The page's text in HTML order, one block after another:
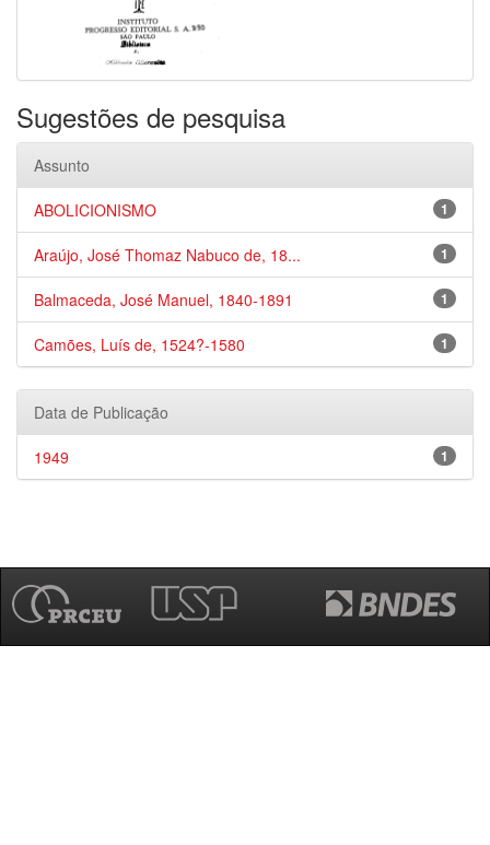
Sugestões de pesquisa
Assunto
1
ABOLICIONISMO
1
Araújo, José Thomaz Nabuco de, 18...
1
Balmaceda, José Manuel, 1840-1891
1
Camões, Luís de, 1524?-1580
Data de Publicação
1
1949